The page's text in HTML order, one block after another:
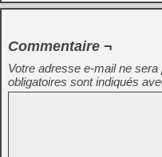
Commentaire ¬
Votre adresse e-mail ne sera
obligatoires sont indiqués